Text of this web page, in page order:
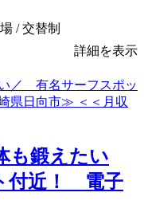
/ 交替制
詳細を表示
も鍛えたい
付近！ 電子